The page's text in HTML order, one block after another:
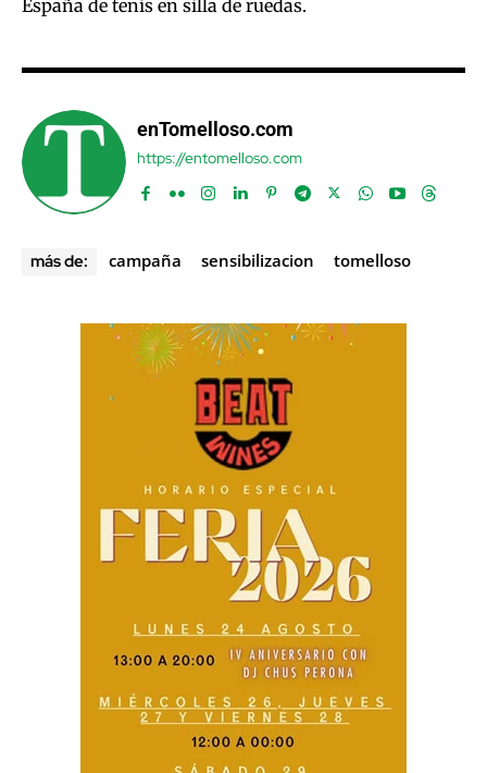
España de tenis en silla de ruedas.
enTomelloso.com
https://entomelloso.com
más de: campaña sensibilizacion tomelloso